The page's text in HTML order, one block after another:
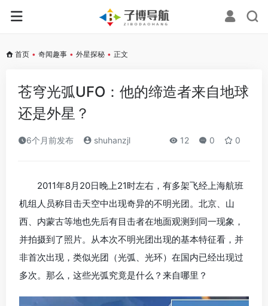
首页 • 奇闻趣事 • 外星探秘 • 正文
苍穹光弧UFO：他的缔造者来自地球
还是外星？
6个月前发布 shuhanzjl 12 0 0
2011年8月20日晚上21时左右，有多架飞经上海航班
机组人员称目击天空中出现奇异的不明光团。北京、山
西、内蒙古等地也先后有目击者在地面观测到同一现象，
并拍摄到了照片。从本次不明光团出现的基本特征看，并
非首次出现，类似光团（光弧、光环）在国内已经出现过
多次。那么，这些光弧究竟是什么？来自哪里？